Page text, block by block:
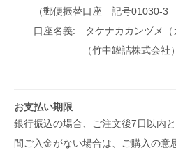
（郵便振替口座 記号01030-3
口座名義: タケナカカンヅメ（
（竹中罐詰株式会社）
お支払い期限
銀行振込の場合、ご注文後7日以内
間ご入金がない場合は、ご購入の意